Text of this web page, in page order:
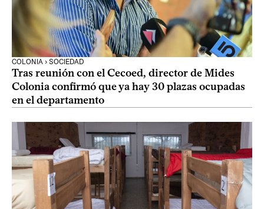
COLONIA › SOCIEDAD
Tras reunión con el Cecoed, director de Mides
Colonia confirmó que ya hay 30 plazas ocupadas
en el departamento